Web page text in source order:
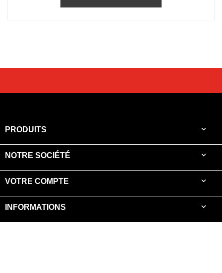
PRODUITS 
NOTRE SOCIÉTÉ 
VOTRE COMPTE 
INFORMATIONS 